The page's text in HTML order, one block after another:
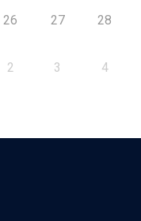
26 27 28
2 3 4